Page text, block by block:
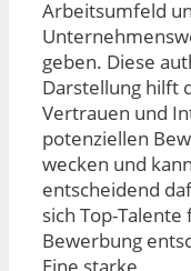
Arbeitsumfeld
geben. Diese
Darstellung hilft
Vertrauen und
potenziellen
wecken und kann
entscheidend
sich Top-Talente
Bewerbung
Eine starke